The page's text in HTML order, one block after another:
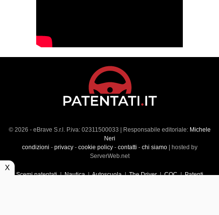
© 2026 - eBrave S.r.l. P.iva: 02311500033 | Responsabile editoriale: Michele
Neri
condizioni - privacy- cookie policy- contatti - chi siamo| hosted by
ServerWeb.net
Scemi patentati|Nautica|Autoscuola|The Driver|CQC|Patenti
X